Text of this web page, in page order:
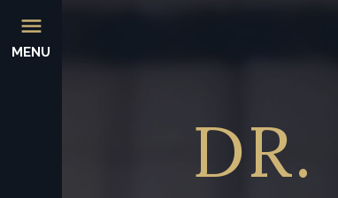
MENU
DR.